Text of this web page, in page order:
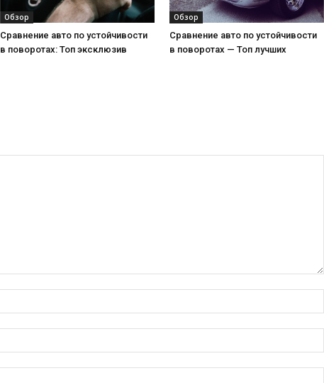
Обзор
Сравнение авто по устойчивости
в поворотах: Топ эксклюзив
Обзор
Сравнение авто по устойчивости
в поворотах — Топ лучших